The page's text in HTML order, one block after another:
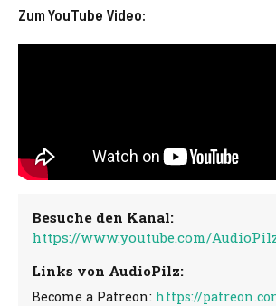
Zum YouTube Video:
Besuche den Kanal:
https://www.youtube.com/
Links von AudioPilz:
Become a Patreon: https://